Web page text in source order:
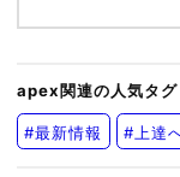
apex関連の人気タグ
#最新情報 #上達